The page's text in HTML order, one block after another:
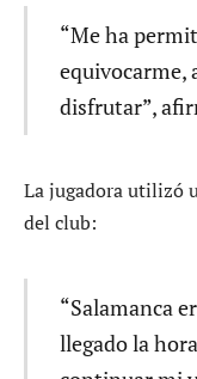
“Me ha
equivocarme,
disfrutar”,
La jugadora utilizó
del club:
“Salamanca
llegado la